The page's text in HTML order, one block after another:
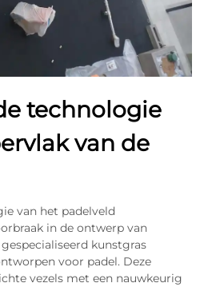
technologie
van de
van het padelveld
in de ontwerp van
kunstgras
voor padel. Deze
vezels met een nauwkeurig